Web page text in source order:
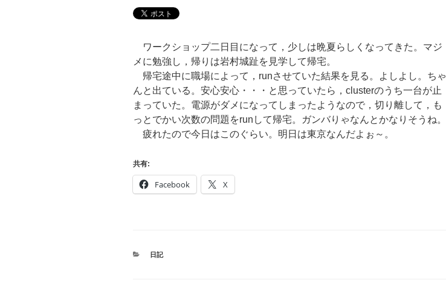
ワークショップ二日目になって，少しは晩夏らしくなってきた。マジ
メに勉強し，帰りは岩村城趾を見学して帰宅。
帰宅途中に職場によって，runさせていた結果を見る。よしよし。ちゃ
んと出ている。安心安心・・・と思っていたら，clusterのうち一台が止
まっていた。電源がダメになってしまったようなので，切り離して，も
っとでかい次数の問題をrunして帰宅。ガンバりゃなんとかなりそうね。
疲れたので今日はこのぐらい。明日は東京なんだよぉ～。
共有:
Facebook X
CATEGORIES
日記